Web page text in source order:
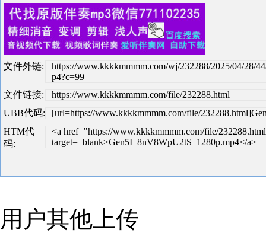
文件外链:
https://www.kkkkmmmm.com/wj/232288/2025/04/28/
p4?c=99
文件链接:
https://www.kkkkmmmm.com/file/232288.html
UBB代码:
[url=https://www.kkkkmmmm.com/file/
HTM代
码:
<a href="https://www.kkkkmmmm.com/file/
target=_blank>Gen5I_8nV8WpU2tS_1280p.mp4</a>
用户其他上传